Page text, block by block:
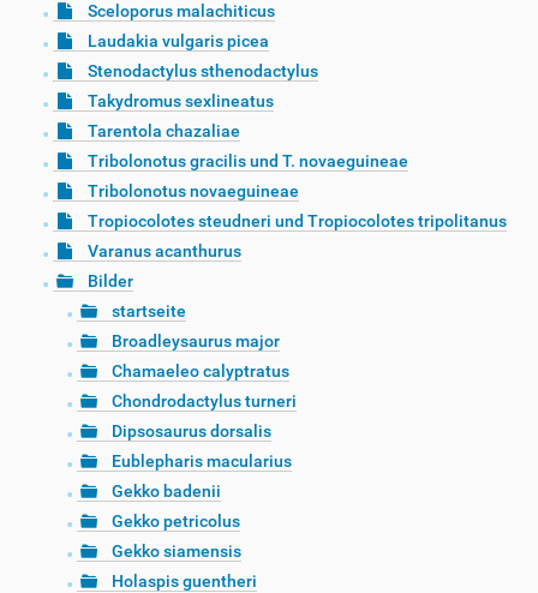
Sceloporus malachiticus
Laudakia vulgaris picea
Stenodactylus sthenodactylus
Takydromus sexlineatus
Tarentola chazaliae
Tribolonotus gracilis und T. novaeguineae
Tribolonotus novaeguineae
Tropiocolotes steudneri und Tropiocolotes tripolitanus
Varanus acanthurus
Bilder
startseite
Broadleysaurus major
Chamaeleo calyptratus
Chondrodactylus turneri
Dipsosaurus dorsalis
Eublepharis macularius
Gekko badenii
Gekko petricolus
Gekko siamensis
Holaspis guentheri